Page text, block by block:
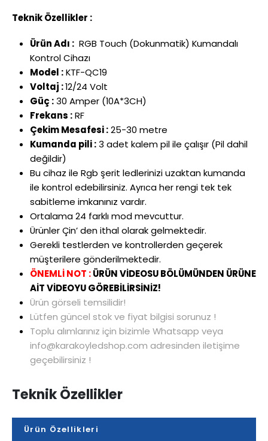
Teknik Özellikler :
Ürün Adı :RGB Touch (Dokunmatik) Kumandalı
Kontrol Cihazı
Model :KTF-QC19
Voltaj :12/24 Volt
Güç :30 Amper (10A*3CH)
Frekans :RF
Çekim Mesafesi :25-30 metre
Kumanda pili :3 adet kalem pil ile çalışır (Pil dahil
değildir)
Bu cihaz ile Rgb şerit ledlerinizi uzaktan kumanda
ile kontrol edebilirsiniz. Ayrıca her rengi tek tek
sabitleme imkanınız vardır.
Ortalama 24 farklı mod mevcuttur.
Ürünler Çin’ den ithal olarak gelmektedir.
Gerekli testlerden ve kontrollerden geçerek
müşterilere gönderilmektedir.
ÖNEMLİ NOT :ÜRÜN VİDEOSU BÖLÜMÜNDEN ÜRÜNE
AİT VİDEOYU GÖREBİLİRSİNİZ!
Ürün görseli temsilidir!
Lütfen güncel stok ve fiyat bilgisi sorunuz !
Toplu alımlarınız için bizimle Whatsapp veya
info@karakoyledshop.com adresinden iletişime
geçebilirsiniz !
Teknik Özellikler
Ürün Özellikleri